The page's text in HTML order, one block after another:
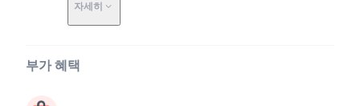
자세히
부가 혜택